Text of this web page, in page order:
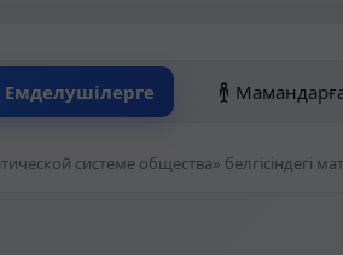
в политической
Емделушілерге
системе общества» белгісіндегі